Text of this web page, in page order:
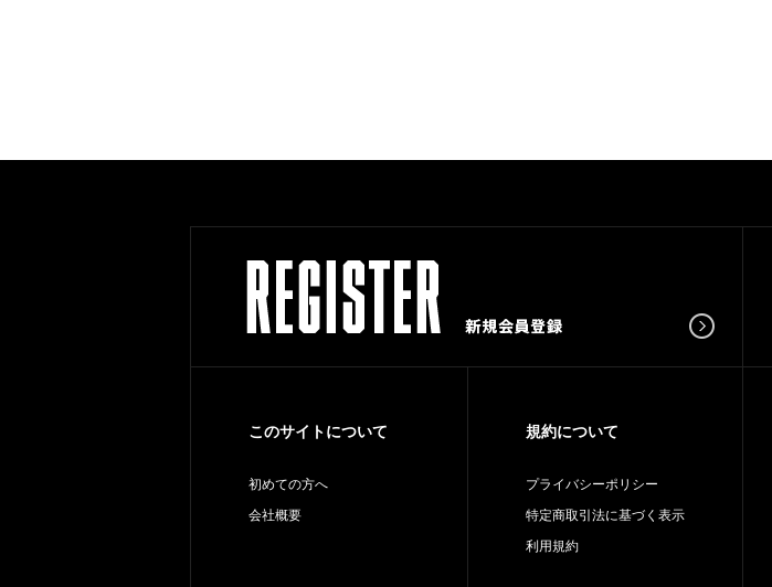
このサイトについて
初めての方へ
会社概要
規約について
プライバシーポリシー
特定商取引法に基づく表示
利用規約